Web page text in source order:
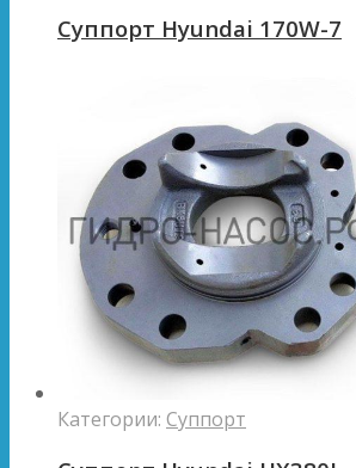
Суппорт Hyundai 170W-7
Категории: Суппорт